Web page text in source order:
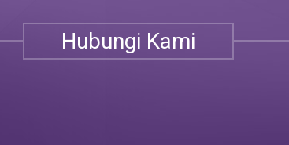
Hubungi Kami